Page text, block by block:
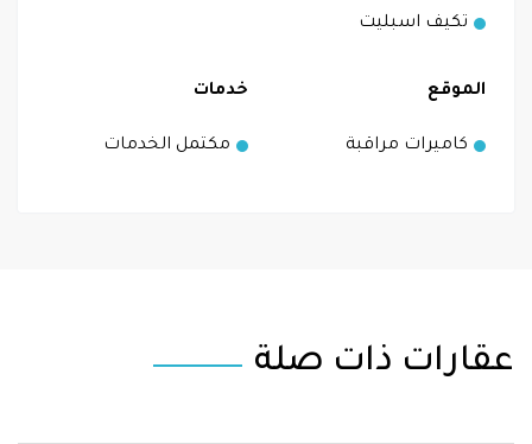
تكيف اسبليت
الموقع
كاميرات مراقبة
خدمات
مكتمل الخدمات
عقارات ذات صلة